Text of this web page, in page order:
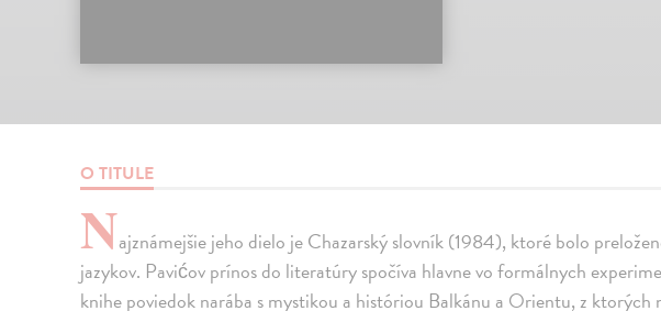
O TITULE
Najznámejšie jeho dielo je Chazarský slovník (1984), ktoré bolo
jazykov. Pavićov prínos do literatúry spočíva hlavne vo formálnych
knihe poviedok narába s mystikou a históriou Balkánu a Orientu, z ktorých